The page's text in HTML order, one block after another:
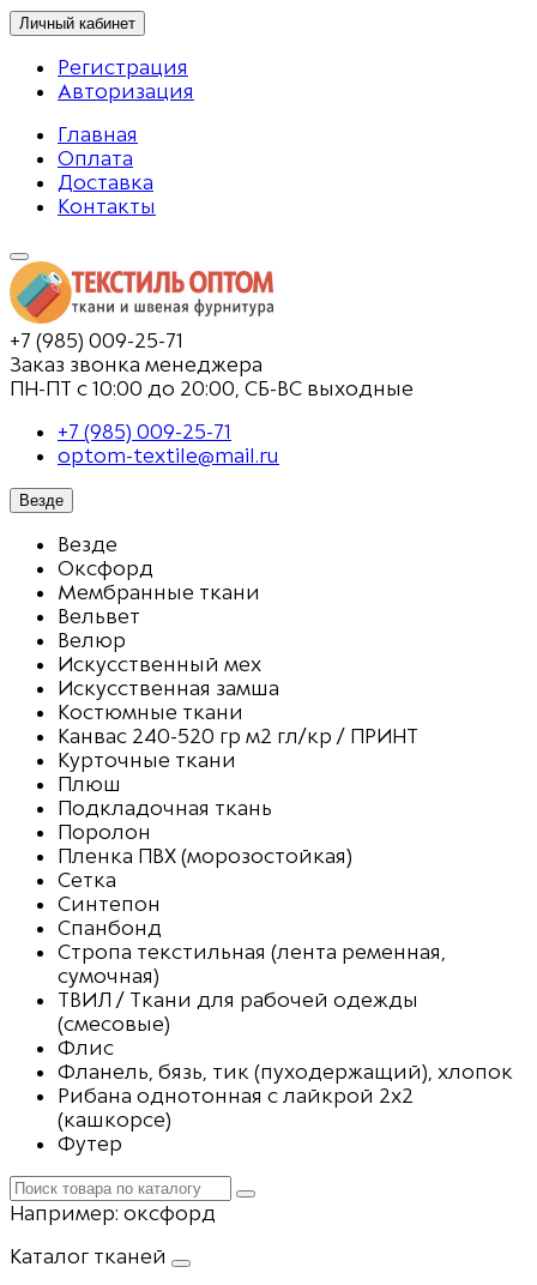
Личный кабинет
Регистрация
Авторизация
Главная
Оплата
Доставка
Контакты
+7 (985) 009-25-71
Заказ звонка менеджера
ПН-ПТ с 10:00 до 20:00, СБ-ВС выходные
+7 (985) 009-25-71
optom-textile@mail.ru
Везде
Везде
Оксфорд
Мембранные ткани
Вельвет
Велюр
Искусственный мех
Искусственная замша
Костюмные ткани
Канвас 240-520 гр м2 гл/кр / ПРИНТ
Курточные ткани
Плюш
Подкладочная ткань
Поролон
Пленка ПВХ (морозостойкая)
Сетка
Синтепон
Спанбонд
Стропа текстильная (лента ременная,
сумочная)
ТВИЛ / Ткани для рабочей одежды
(смесовые)
Флис
Фланель, бязь, тик (пуходержащий), хлопок
Рибана однотонная с лайкрой 2х2
(кашкорсе)
Футер
Например: оксфорд
Каталог тканей